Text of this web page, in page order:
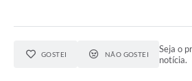
GOSTEI NÃO GOSTEI
Seja o
notícia.